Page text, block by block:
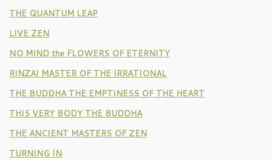
THE QUANTUM LEAP
LIVE ZEN
NO MIND the FLOWERS OF ETERNITY
RINZAI MASTER OF THE IRRATIONAL
THE BUDDHA THE EMPTINESS OF THE HEART
THIS VERY BODY THE BUDDHA
THE ANCIENT MASTERS OF ZEN
TURNING IN